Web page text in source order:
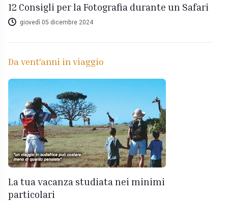
12 Consigli per la Fotografia durante un Safari
giovedì 05 dicembre 2024
Da vent'anni in viaggio
La tua vacanza studiata nei minimi
particolari